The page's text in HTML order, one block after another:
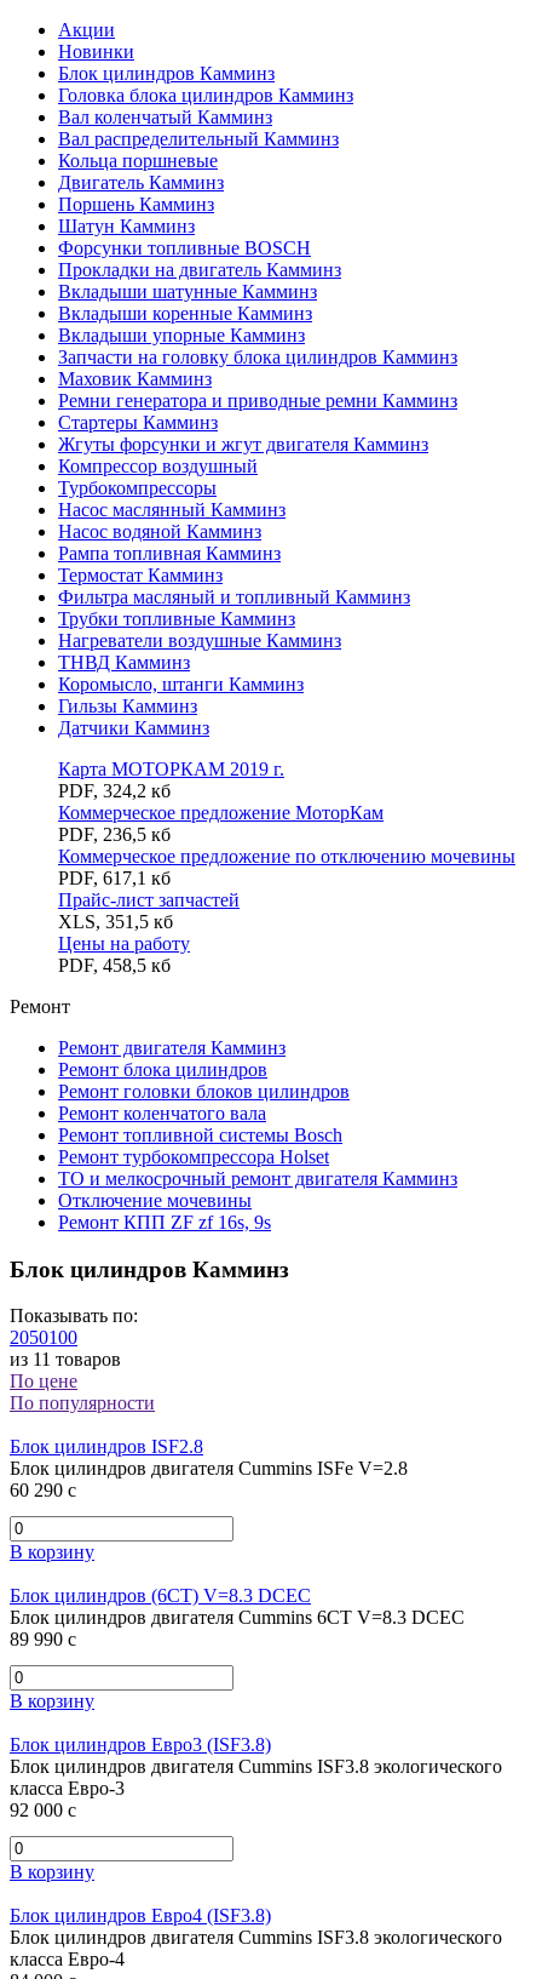
Акции
Новинки
Блок цилиндров Камминз
Головка блока цилиндров Камминз
Вал коленчатый Камминз
Вал распределительный Камминз
Кольца поршневые
Двигатель Камминз
Поршень Камминз
Шатун Камминз
Форсунки топливные BOSCH
Прокладки на двигатель Камминз
Вкладыши шатунные Камминз
Вкладыши коренные Камминз
Вкладыши упорные Камминз
Запчасти на головку блока цилиндров Камминз
Маховик Камминз
Ремни генератора и приводные ремни Камминз
Стартеры Камминз
Жгуты форсунки и жгут двигателя Камминз
Компрессор воздушный
Турбокомпрессоры
Насос маслянный Камминз
Насос водяной Камминз
Рампа топливная Камминз
Термостат Камминз
Фильтра масляный и топливный Камминз
Трубки топливные Камминз
Нагреватели воздушные Камминз
ТНВД Камминз
Коромысло, штанги Камминз
Гильзы Камминз
Датчики Камминз
Карта МОТОРКАМ 2019 г.
PDF, 324,2 кб
Коммерческое предложение МоторКам
PDF, 236,5 кб
Коммерческое предложение по отключению мочевины
PDF, 617,1 кб
Прайс-лист запчастей
XLS, 351,5 кб
Цены на работу
PDF, 458,5 кб
Ремонт
Ремонт двигателя Камминз
Ремонт блока цилиндров
Ремонт головки блоков цилиндров
Ремонт коленчатого вала
Ремонт топливной системы Bosch
Ремонт турбокомпрессора Holset
ТО и мелкосрочный ремонт двигателя Камминз
Отключение мочевины
Ремонт КПП ZF zf 16s, 9s
Блок цилиндров Камминз
Показывать по:
2050100
из 11 товаров
По цене
По популярности
Блок цилиндров ISF2.8
Блок цилиндров двигателя Cummins ISFe V=2.8
60 290 c
В корзину
Блок цилиндров (6CT) V=8.3 DCEC
Блок цилиндров двигателя Cummins 6CT V=8.3 DCEC
89 990 c
В корзину
Блок цилиндров Евро3 (ISF3.8)
Блок цилиндров двигателя Cummins ISF3.8 экологического
класса Евро-3
92 000 c
В корзину
Блок цилиндров Евро4 (ISF3.8)
Блок цилиндров двигателя Cummins ISF3.8 экологического
класса Евро-4